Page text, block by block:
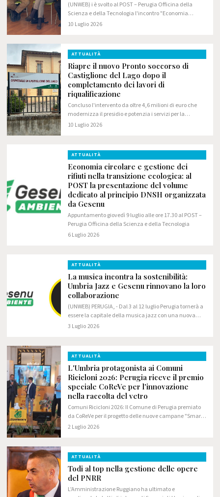
(UNWEB) i è svolto al POST – Perugia Officina della
Scienza e della Tecnologia l'incontro "Economia
circolare e gestione dei rifiuti nella transizione
10 Luglio 2026
ATTUALITÀ
Riapre il nuovo Pronto soccorso di
Castiglione del Lago dopo il
completamento dei lavori di
riqualificazione
Concluso l'intervento da oltre 4,6 milioni di euro che
modernizza il presidio e potenzia i servizi per la
comunità del Trasimeno
10 Luglio 2026
ATTUALITÀ
Economia circolare e gestione dei
rifiuti nella transizione ecologica: al
POST la presentazione del volume
dedicato al principio DNSH organizzata
da Gesenu
Appuntamento giovedì 9 luglio alle ore 17.30 al POST –
Perugia Officina della Scienza e della Tecnologia
6 Luglio 2026
ATTUALITÀ
La musica incontra la sostenibilità:
Umbria Jazz e Gesenu rinnovano la loro
collaborazione
(UNWEB) PERUGIA, - Dal 3 al 12 luglio Perugia tornerà a
essere la capitale della musica jazz con una nuova
edizione di Umbria Jazz. Anche quest'anno, al fianco
3 Luglio 2026
ATTUALITÀ
L'Umbria protagonista ai Comuni
Ricicloni 2026: Perugia riceve il premio
speciale CoReVe per l'innovazione
nella raccolta del vetro
Comuni Ricicloni 2026: Il Comune di Perugia premiato
da CoReVe per il progetto delle nuove campane "Smart
Waste". A Gesenu e al Comune il riconoscimento
2 Luglio 2026
ATTUALITÀ
Todi al top nella gestione delle opere
del PNRR
L'Amministrazione Ruggiano ha ultimato e